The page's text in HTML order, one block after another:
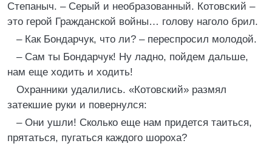
Степаныч. – Серый и необразованный. Котовский –
это герой Гражданской войны… голову наголо брил.
– Как Бондарчук, что ли? – переспросил молодой.
– Сам ты Бондарчук! Ну ладно, пойдем дальше,
нам еще ходить и ходить!
Охранники удалились. «Котовский» размял
затекшие руки и повернулся:
– Они ушли! Сколько еще нам придется таиться,
прятаться, пугаться каждого шороха?